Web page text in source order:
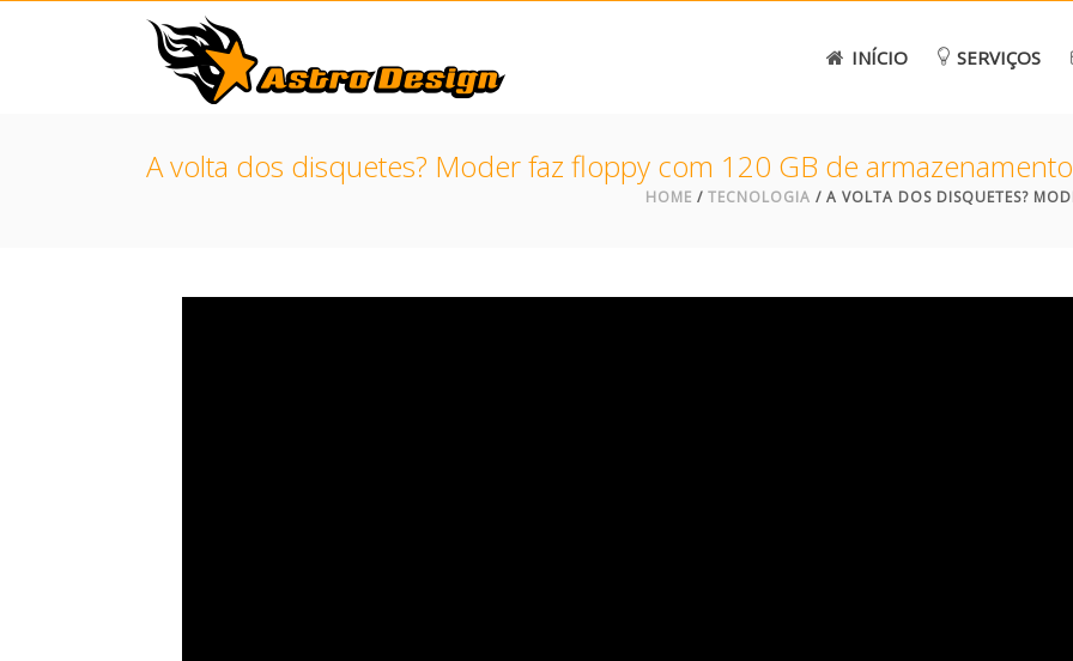
INÍCIO SERVIÇOS
A volta dos disquetes? Moder faz floppy com 120 GB de armazenamento
HOME / TECNOLOGIA / A VOLTA DOS DISQUETES?